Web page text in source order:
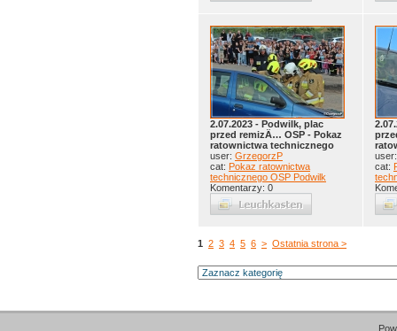
2.07.2023 - Podwilk, plac
przed remizÄ… OSP - Pokaz
ratownictwa technicznego
user: GrzegorzP
cat: Pokaz ratownictwa
technicznego OSP Podwilk
Komentarzy: 0
cat:
1 2 3 4 5 6 > Ostatnia strona >